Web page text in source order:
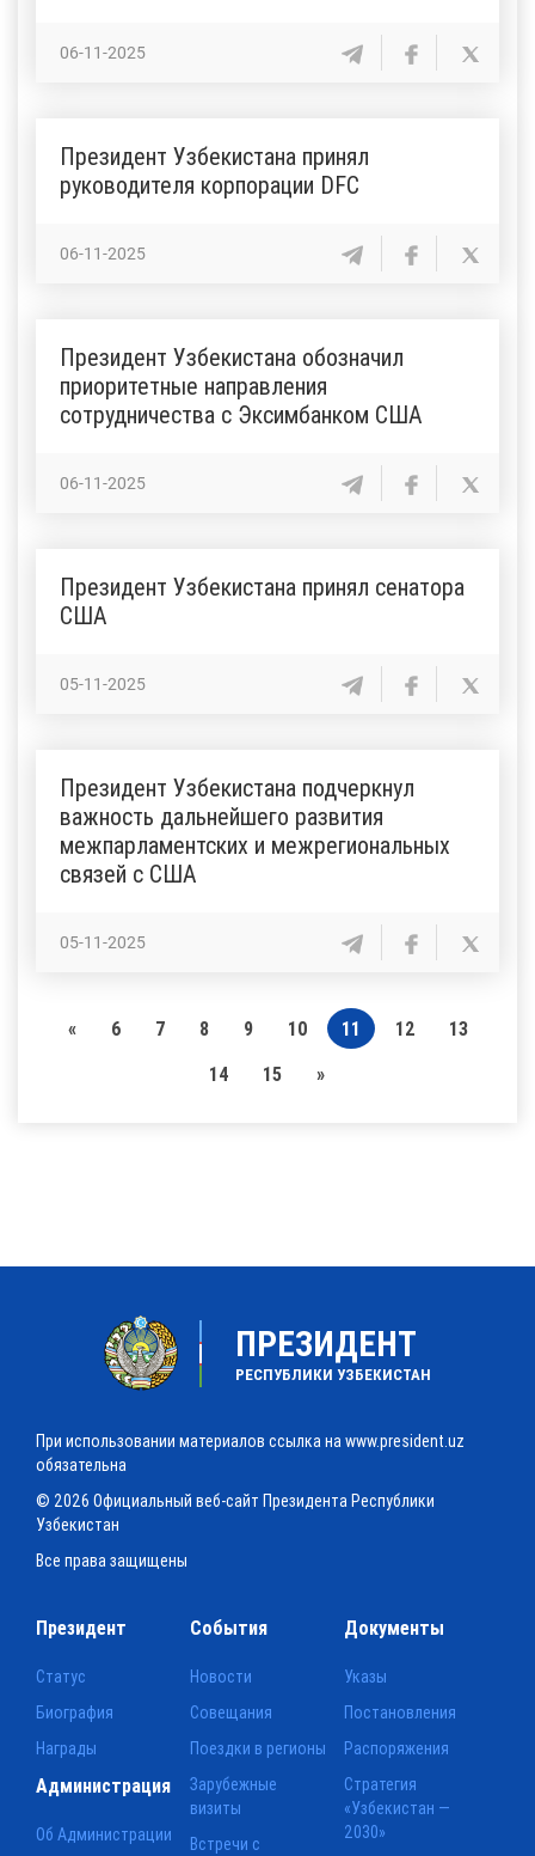
06-11-2025
Президент Узбекистана принял
руководителя корпорации DFC
06-11-2025
Президент Узбекистана обозначил
приоритетные направления
сотрудничества с Эксимбанком США
06-11-2025
Президент Узбекистана принял сенатора
США
05-11-2025
Президент Узбекистана подчеркнул
важность дальнейшего развития
межпарламентских и межрегиональных
связей с США
05-11-2025
« 6 7 8 9 10 11 12
13
14
15 »
ПРЕЗИДЕНТ
РЕСПУБЛИКИ УЗБЕКИСТАН
При использовании материалов ссылка на www.president.uz
обязательна
© 2026 Официальный веб-сайт Президента Республики
Узбекистан
Все права защищены
Президент
Статус
Биография
Награды
События
Новости
Совещания
Поездки в регионы
Зарубежные
визиты
Встречи с
Документы
Указы
Постановления
Распоряжения
Стратегия
«Узбекистан —
2030»
Администрация
Об Администрации